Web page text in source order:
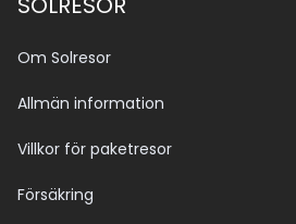
Om Solresor
Allmän information
Villkor för paketresor
Försäkring